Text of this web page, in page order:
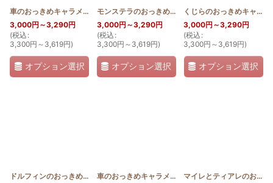
車のおっきめキャラメルポーチ(セダンタイプ) [HQKP_CAR_CE]
3,000円 ～3,290円
(税込 :
3,300円 ～3,619円)
オプション選択
モンステラのおっきめキャラメルポーチ [
3,000円 ～3,290円
(税込 :
3,300円 ～3,619円)
オプション選択
くじらのおっきめキャラメルポーチ
3,000円 ～3,290円
(税込 :
3,300円 ～3,619円)
オプション選択
ドルフィンのおっきめキャラメルポーチ [HQKP_DOL]
車のおっきめキャラメルポーチ(バンタイプ) [
マイレとティアレのおっきめキャラメルポーチ